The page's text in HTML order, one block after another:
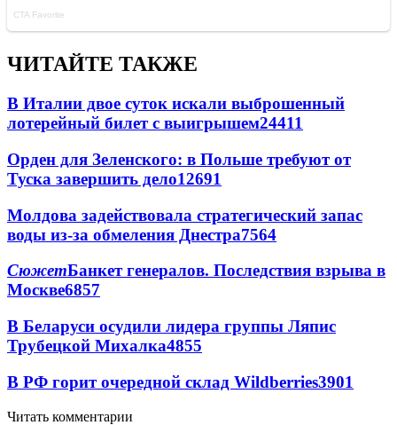
ЧИТАЙТЕ ТАКЖЕ
В Италии двое суток искали выброшенный
лотерейный билет с выигрышем24411
Орден для Зеленского: в Польше требуют от
Туска завершить дело12691
Молдова задействовала стратегический запас
воды из-за обмеления Днестра7564
СюжетБанкет генералов. Последствия взрыва в
Москве6857
В Беларуси осудили лидера группы Ляпис
Трубецкой Михалка4855
В РФ горит очередной склад Wildberries3901
Читать комментарии